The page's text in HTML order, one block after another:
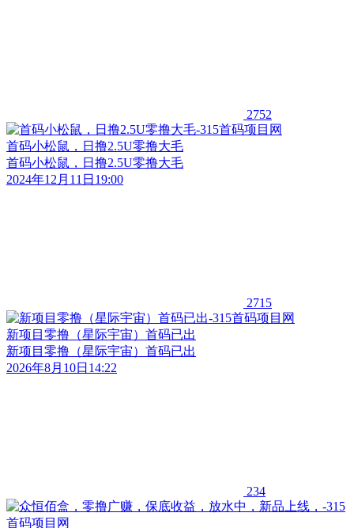
2752
首码小松鼠，日撸2.5U零撸大毛
首码小松鼠，日撸2.5U零撸大毛
2024年12月11日19:00
2715
新项目零撸（星际宇宙）首码已出
新项目零撸（星际宇宙）首码已出
2026年8月10日14:22
234